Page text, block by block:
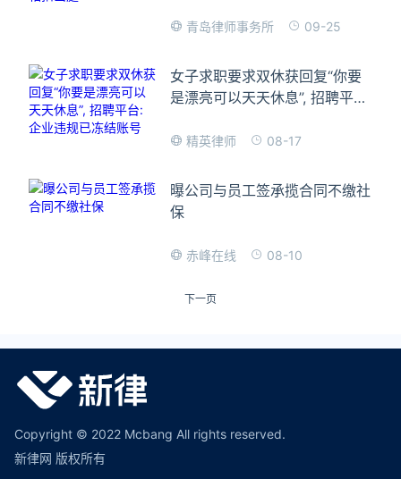
青岛律师事务所 09-25
女子求职要求双休获回复“你要
是漂亮可以天天休息”, 招聘平台:
精英律师 08-17
曝公司与员工签承揽合同不缴社
保
赤峰在线 08-10
下一页
Copyright © 2022 Mcbang All rights reserved.
新律网 版权所有